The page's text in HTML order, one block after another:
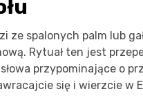
ze spalonych palm lub
Rytuał ten jest
przypominające o
się i wierzcie w